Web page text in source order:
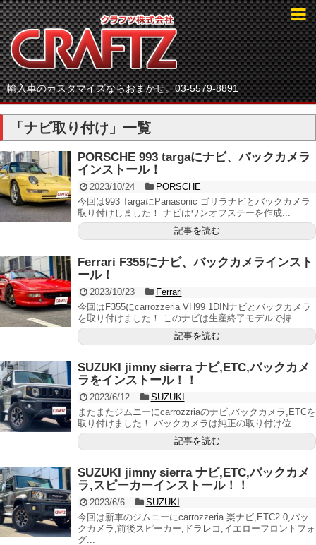
輸入車のカスタマイズならおまかせ。03-5579-8891
「 ナビ取り付け 」 一覧
PORSCHE 993 targaにナビ、バックカメラ
インストール！
2023/10/24
PORSCHE
今回は993 TargaにPanasonic ゴリラナビとバックカメラ
取り付けしました！ ナビはワンオフステーを作成...
記事を読む
Ferrari F355にナビ、バックカメラインスト
ール！
2023/10/23
Ferrari
今回はF355にcarrozzeria VH99 1DINナビとバックカメラ
を取り付けました！ このナビは生産終了モデルで持...
記事を読む
SUZUKI jimny sierra ナビ,ETC,バックカメ
ラをインストール！！
2023/6/12
SUZUKI
またまたジムニーにcarrozzriaのナビ,バックカメラ,ETCを
取り付けました！ バックカメラは純正の取り付け位...
記事を読む
SUZUKI jimny sierra ナビ,ETC,バックカメ
ラ,スピーカーインストール！！
2023/6/6
SUZUKI
今回は新車のジムニーにcarrozzeria 楽ナビ,ETC2.0,バッ
クカメラ,前後スピーカー,ドラレコ,イエローフロントフォ
グ...